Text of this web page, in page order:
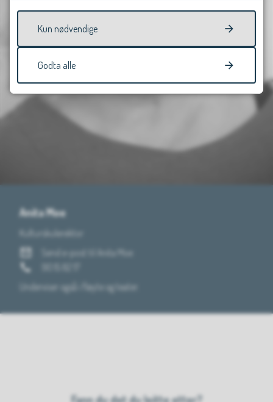
Anita Moe
Kulturskulerektor
Send e-post
til Anita Moe
Mobil
Underviser også i fløyte og teater.
Kun nødvendige
Godta alle